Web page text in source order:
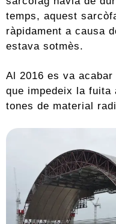
temps, aquest
ràpidament a causa
estava sotmès.
Al 2016 es va
que impedeix la fuita
tones de material